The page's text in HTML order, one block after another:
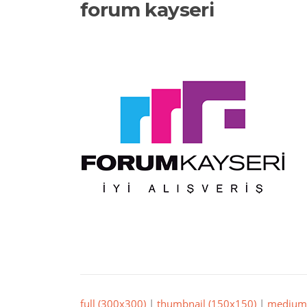
forum kayseri
full (300x300) | thumbnail (150x150) |